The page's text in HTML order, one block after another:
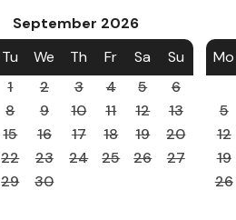
September 2026
Tu We Th Fr Sa
Su
1
2 3 4 5
6
8 9 10 11 12
13
15 16 17 18 19
20
22 23 24 25 26
27
29 30
Mo
5
12
19
26